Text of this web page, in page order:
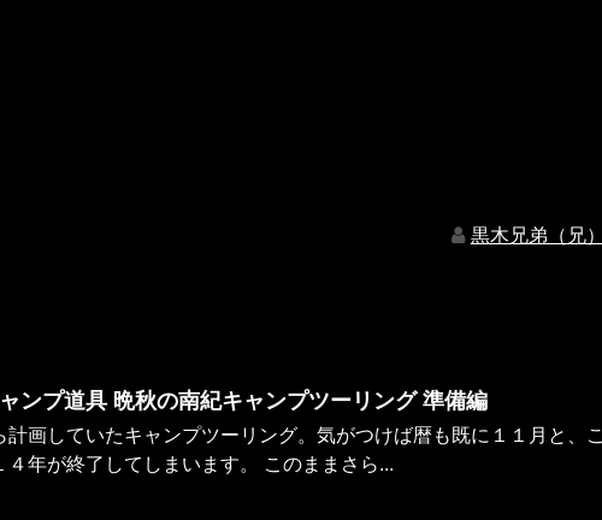
黒木兄弟（兄）
ンプ道具 晩秋の南紀キャンプツーリング 準備編
計画していたキャンプツーリング。気がつけば暦も既に１１月と、こ
４年が終了してしまいます。 このままさら...